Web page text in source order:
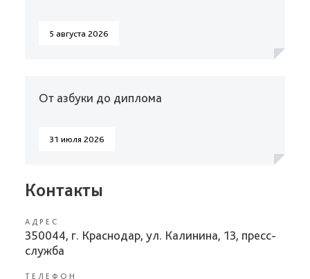
5 августа 2026
От азбуки до диплома
31 июля 2026
Контакты
АДРЕС
350044, г. Краснодар, ул. Калинина, 13, пресс-
служба
ТЕЛЕФОН